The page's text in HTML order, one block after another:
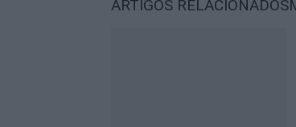
ARTIGOS RELACIONADOS